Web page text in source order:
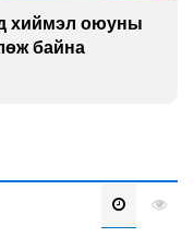
хиймэл оюуны
байна